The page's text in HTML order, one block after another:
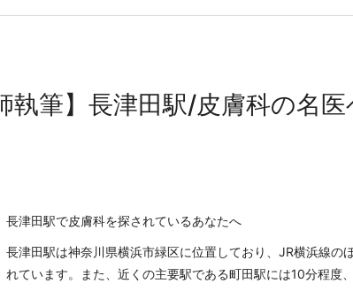
執筆】長津田駅/皮膚科の名医
長津田駅で皮膚科を探されているあなたへ
長津田駅は神奈川県横浜市緑区に位置しており、JR横浜線の
れています。また、近くの主要駅である町田駅には10分程度